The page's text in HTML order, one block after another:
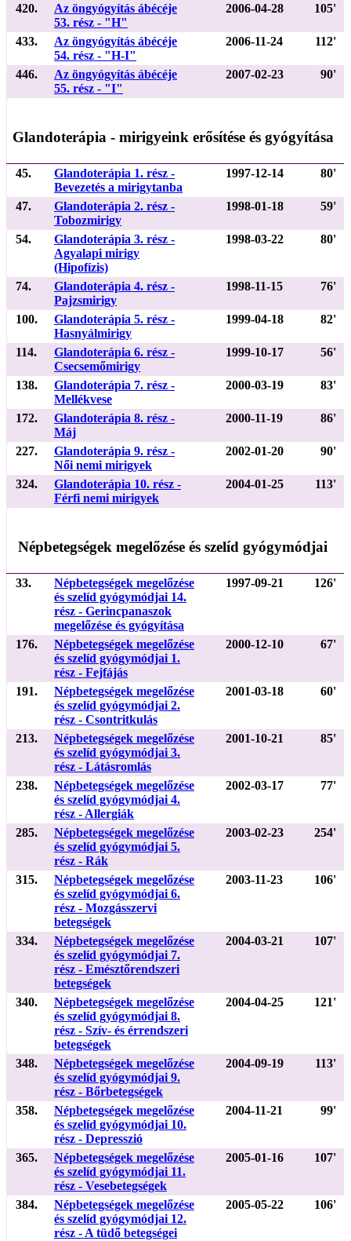
420.
Az öngyógyítás ábécéje
53. rész - "H"
2006-04-28 105'
433.
Az öngyógyítás ábécéje
54. rész - "H-I"
2006-11-24 112'
446.
Az öngyógyítás ábécéje
55. rész - "I"
2007-02-23 90'
Glandoterápia - mirigyeink erősítése és gyógyítása
45.
Glandoterápia 1. rész -
Bevezetés a mirigytanba
1997-12-14 80'
47.
Glandoterápia 2. rész -
Tobozmirigy
1998-01-18 59'
54.
Glandoterápia 3. rész -
Agyalapi mirigy
(Hipofízis)
1998-03-22 80'
74.
Glandoterápia 4. rész -
Pajzsmirigy
1998-11-15 76'
100.
Glandoterápia 5. rész -
Hasnyálmirigy
1999-04-18 82'
114.
Glandoterápia 6. rész -
Csecsemőmirigy
1999-10-17 56'
138.
Glandoterápia 7. rész -
Mellékvese
2000-03-19 83'
172.
Glandoterápia 8. rész -
Máj
2000-11-19 86'
227.
Glandoterápia 9. rész -
Női nemi mirigyek
2002-01-20 90'
324.
Glandoterápia 10. rész -
Férfi nemi mirigyek
2004-01-25 113'
Népbetegségek megelőzése és szelíd gyógymódjai
33.
Népbetegségek megelőzése
és szelíd gyógymódjai 14.
rész - Gerincpanaszok
megelőzése és gyógyítása
1997-09-21 126'
176.
Népbetegségek megelőzése
és szelíd gyógymódjai 1.
rész - Fejfájás
2000-12-10 67'
191.
Népbetegségek megelőzése
és szelíd gyógymódjai 2.
rész - Csontritkulás
2001-03-18 60'
213.
Népbetegségek megelőzése
és szelíd gyógymódjai 3.
rész - Látásromlás
2001-10-21 85'
238.
Népbetegségek megelőzése
és szelíd gyógymódjai 4.
rész - Allergiák
2002-03-17 77'
285.
Népbetegségek megelőzése
és szelíd gyógymódjai 5.
rész - Rák
2003-02-23 254'
315.
Népbetegségek megelőzése
és szelíd gyógymódjai 6.
rész - Mozgásszervi
betegségek
2003-11-23 106'
334.
Népbetegségek megelőzése
és szelíd gyógymódjai 7.
rész - Emésztőrendszeri
betegségek
2004-03-21 107'
340.
Népbetegségek megelőzése
és szelíd gyógymódjai 8.
rész - Szív- és érrendszeri
betegségek
2004-04-25 121'
348.
Népbetegségek megelőzése
és szelíd gyógymódjai 9.
rész - Bőrbetegségek
2004-09-19 113'
358.
Népbetegségek megelőzése
és szelíd gyógymódjai 10.
rész - Depresszió
2004-11-21 99'
365.
Népbetegségek megelőzése
és szelíd gyógymódjai 11.
rész - Vesebetegségek
2005-01-16 107'
384.
Népbetegségek megelőzése
és szelíd gyógymódjai 12.
rész - A tüdő betegségei
2005-05-22 106'